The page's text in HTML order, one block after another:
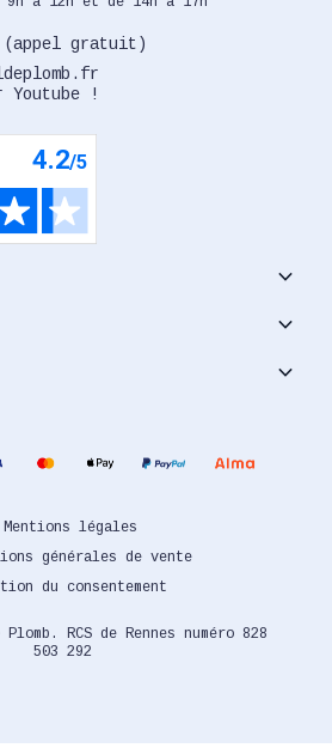
(appel gratuit)
Youtube !
keyboard_arrow_down
keyboard_arrow_down
keyboard_arrow_down
RCS de Rennes numéro 828
503 292
Mentions légales
générales de vente
du consentement